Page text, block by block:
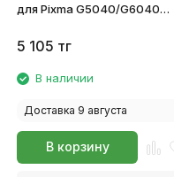
для Pixma G5040/G6040
5 105 тг
В наличии
Доставка 9 августа
В корзину